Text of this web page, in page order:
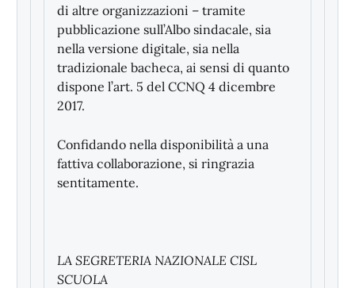
di altre organizzazioni – tramite
pubblicazione sull’Albo sindacale, sia
nella versione digitale, sia nella
tradizionale bacheca, ai sensi di quanto
dispone l’art. 5 del CCNQ 4 dicembre
2017.
Confidando nella disponibilità a una
fattiva collaborazione, si ringrazia
sentitamente.
LA SEGRETERIA NAZIONALE CISL
SCUOLA